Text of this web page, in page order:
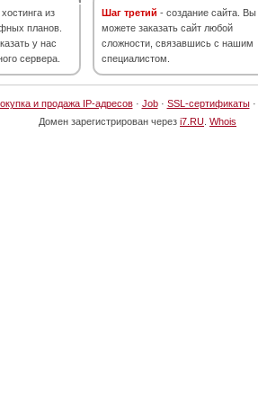
из
планов.
у нас
сервера.
Шаг третий - создание сайта. Вы
можете заказать сайт любой
сложности, связавшись с нашим
специалистом.
и продажа IP-адресов· Job· SSL-сертификаты·
Домен зарегистрирован через i7.RU Whois